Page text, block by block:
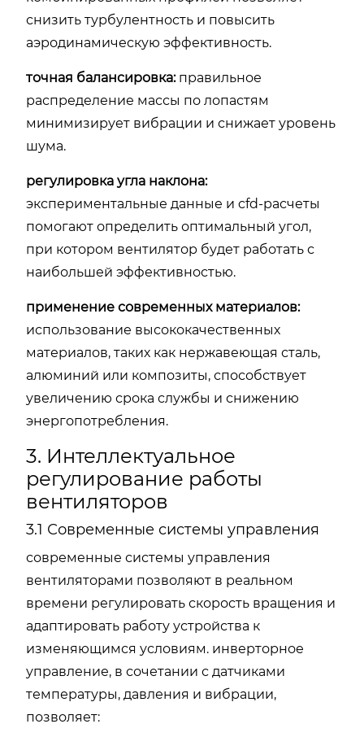
снизить турбулентность и повысить
аэродинамическую эффективность.
точная балансировка:правильное
распределение массы по лопастям
минимизирует вибрации и снижает уровень
шума.
регулировка угла наклона:
экспериментальные данные и cfd-расчеты
помогают определить оптимальный угол,
при котором вентилятор будет работать с
наибольшей эффективностью.
применение современных материалов:
использование высококачественных
материалов, таких как нержавеющая сталь,
алюминий или композиты, способствует
увеличению срока службы и снижению
энергопотребления.
3. Интеллектуальное
регулирование работы
вентиляторов
3.1 Современные системы управления
современные системы управления
вентиляторами позволяют в реальном
времени регулировать скорость вращения и
адаптировать работу устройства к
изменяющимся условиям. инверторное
управление, в сочетании с датчиками
температуры, давления и вибрации,
позволяет: